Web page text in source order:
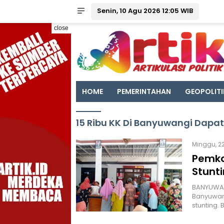
Senin, 10 Agu 2026 12:05 WIB
close
HOME PEMERINTAHAN
15 Ribu KK Di Banyuwangi
Minggu,
stunting.